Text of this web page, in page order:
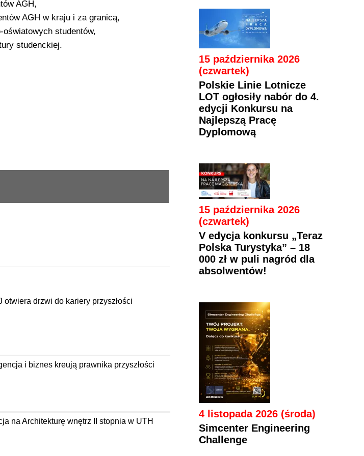
AGH,
AGH w kraju i za granicą,
studentów,
studenckiej.
drzwi do kariery przyszłości
i biznes kreują prawnika przyszłości
na Architekturę wnętrz II stopnia w UTH
15 października 2026
(czwartek)
Polskie Linie Lotnicze
LOT ogłosiły nabór do 4.
edycji Konkursu na
Najlepszą Pracę
Dyplomową
15 października 2026
(czwartek)
V edycja konkursu „Teraz
Polska Turystyka” – 18
000 zł w puli nagród dla
absolwentów!
4 listopada 2026 (środa)
Simcenter Engineering
Challenge